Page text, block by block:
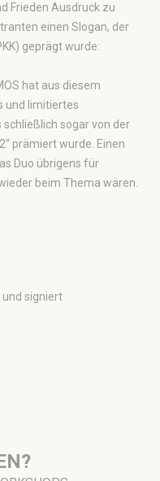
Frieden Ausdruck zu
einen Slogan, der
geprägt wurde:
hat aus diesem
und limitiertes
sogar von der
prämiert wurde. Einen
Duo übrigens für
beim Thema wären.
signiert